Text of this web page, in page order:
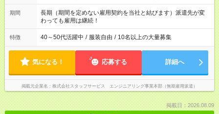
す。 ◎今よりもさらに働きやすい環境をつくるべく、 働き方
改革に全社をあげて取り組んでいます。
期間
長期（期間を定めない雇用契約を当社と結びます）派遣先が変
わっても雇用は継続！
特徴 40～50代活躍中 / 服装自由 / 10名以上の大量募集
気になる！ 応募する 詳細へ
掲載元企業名 株式会社スタッフサービス エンジニアリング事業本部（無期雇用派遣）
掲載日：2026.08.09